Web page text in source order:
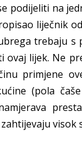
podijeliti na
liječnik
trebaju s
ovaj lijek. Ne
primjene
(pola